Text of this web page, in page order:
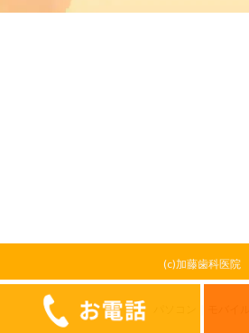
0568-84-2333
(c)加藤歯科医院